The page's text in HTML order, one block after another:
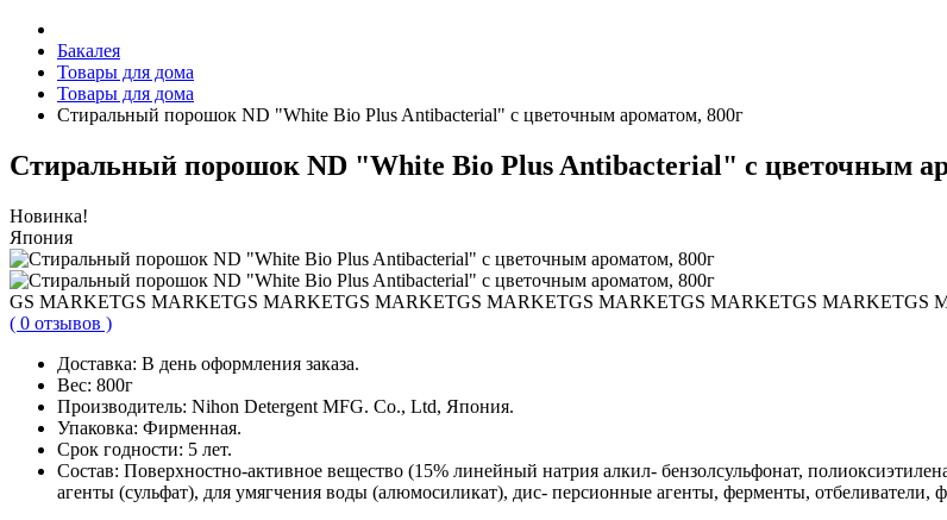
Бакалея
Товары для дома
Товары для дома
Стиральный порошок ND "White Bio Plus Antibacterial" с цветочным ароматом, 800г
Стиральный порошок ND "White Bio Plus Antibacterial" с цветочным
Новинка!
Япония
GS MARKETGS MARKETGS MARKETGS MARKETGS MARKETGS MARKETGS MARKETGS MARKETGS
( 0 отзывов )
Доставка: В день оформления заказа.
Вес: 800г
Производитель: Nihon Detergent MFG. Co., Ltd, Япония.
Упаковка: Фирменная.
Срок годности: 5 лет.
Cостав: Поверхностно-активное вещество (15% линейный натрия алкил- бензолсульфонат,
агенты (сульфат), для умягчения воды (алюмосиликат), дис- персионные агенты, ферменты, отбеливатели,